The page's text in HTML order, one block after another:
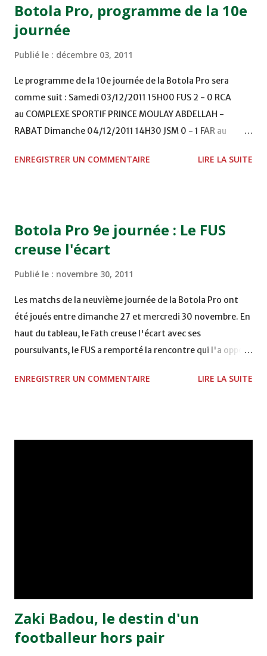
Botola Pro, programme de la 10e
journée
Publié le : décembre 03, 2011
Le programme de la 10e journée de la Botola Pro sera
comme suit : Samedi 03/12/2011 15H00 FUS 2 - 0 RCA
au COMPLEXE SPORTIF PRINCE MOULAY ABDELLAH -
RABAT Dimanche 04/12/2011 14H30 JSM 0 - 1 FAR au
TERRAIN EL ABDI - EL JADIDA 16h30 OCK 0 - 1 HUSA
Mardi 06/12/2011 15H00 WAF - OCS au COMPLEXE SPORTIF
DE FES - FES WAC - MAS Reporté pour cause de finale de la
ENREGISTRER UN COMMENTAIRE LIRE LA SUITE
Botola Pro 9e journée : Le FUS
creuse l'écart
Publié le : novembre 30, 2011
Les matchs de la neuvième journée de la Botola Pro ont
été joués entre dimanche 27 et mercredi 30 novembre. En
haut du tableau, le Fath creuse l'écart avec ses
poursuivants, le FUS a remporté la rencontre qui l'a opposé
2, Badr Kachani a ouvert la marque à la 38e pour les
ENREGISTRER UN COMMENTAIRE LIRE LA SUITE
Zaki Badou, le destin d'un
footballeur hors pair